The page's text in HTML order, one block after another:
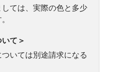
ては、実際の色と多少
て＞
いては別途請求になる